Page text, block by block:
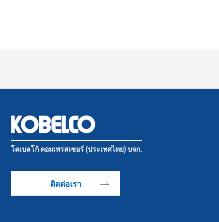
โคเบลโก้ คอมเพรสเซอร์ (ประเทศไทย) บจก.
ติดต่อเรา